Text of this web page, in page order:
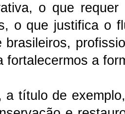
o que
o que justifica o
brasileiros,
fortalecermos a
a título de